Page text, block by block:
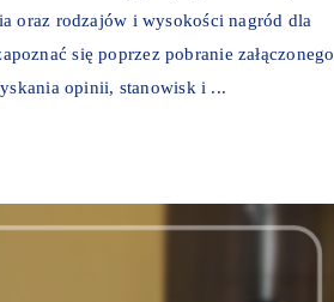
oraz rodzajów i wysokości nagród dla
się poprzez pobranie załączonego
opinii, stanowisk i ...